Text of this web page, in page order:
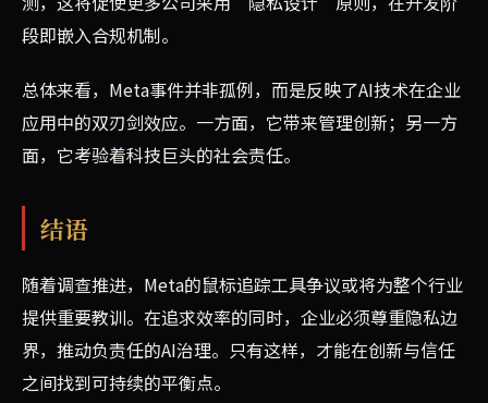
段即嵌入合规机制。
总体来看，Meta事件并非孤例，而是反映了AI技术在企业
应用中的双刃剑效应。一方面，它带来管理创新；另一方
面，它考验着科技巨头的社会责任。
结语
随着调查推进，Meta的鼠标追踪工具争议或将为整个行业
提供重要教训。在追求效率的同时，企业必须尊重隐私边
界，推动负责任的AI治理。只有这样，才能在创新与信任
之间找到可持续的平衡点。